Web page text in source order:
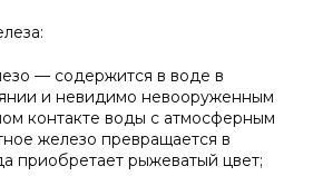
— содержится в воде в
и невидимо невооруженным
контакте воды с атмосферным
железо превращается в
приобретает рыжеватый цвет;